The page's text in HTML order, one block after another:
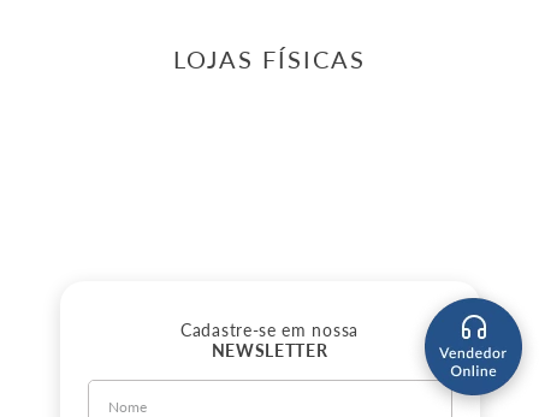
LOJAS FÍSICAS
Cadastre-se em nossa
NEWSLETTER